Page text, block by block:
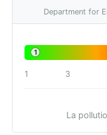
Department for
1
1 3
La